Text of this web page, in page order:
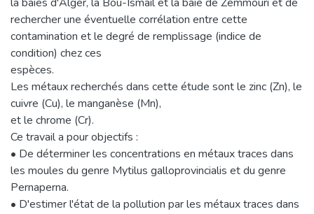
rechercher une éventuelle corrélation entre cette
contamination et le degré de remplissage (indice de
condition) chez ces
espèces.
Les métaux recherchés dans cette étude sont le zinc (Zn), le
cuivre (Cu), le manganèse (Mn),
et le chrome (Cr).
Ce travail a pour objectifs :
• De déterminer les concentrations en métaux traces dans
les moules du genre Mytilus galloprovincialis et du genre
Pernaperna.
• D'estimer l'état de la pollution par les métaux traces dans